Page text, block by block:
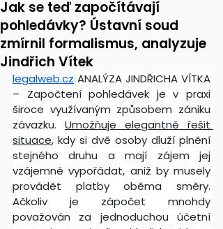
Jak se teď započítávají
pohledávky? Ústavní soud
zmírnil formalismus, analyzuje
Jindřich Vítek
legalweb.cz ANALÝZA JINDŘICHA VÍTKA
– Započtení pohledávek je v praxi
široce využívaným způsobem zániku
závazku. Umožňuje elegantně řešit
situace, kdy si dvě osoby dluží plnění
stejného druhu a mají zájem jej
vzájemně vypořádat, aniž by musely
provádět platby oběma směry.
Ačkoliv je zápočet mnohdy
považován za jednoduchou účetní